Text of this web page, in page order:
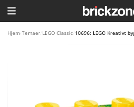
HJEM
LEGO FAVORITTER
Hjem Temaer LEGO Classic 10696: LEGO Kreativt